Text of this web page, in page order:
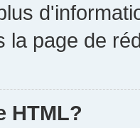
la page de
HTML?